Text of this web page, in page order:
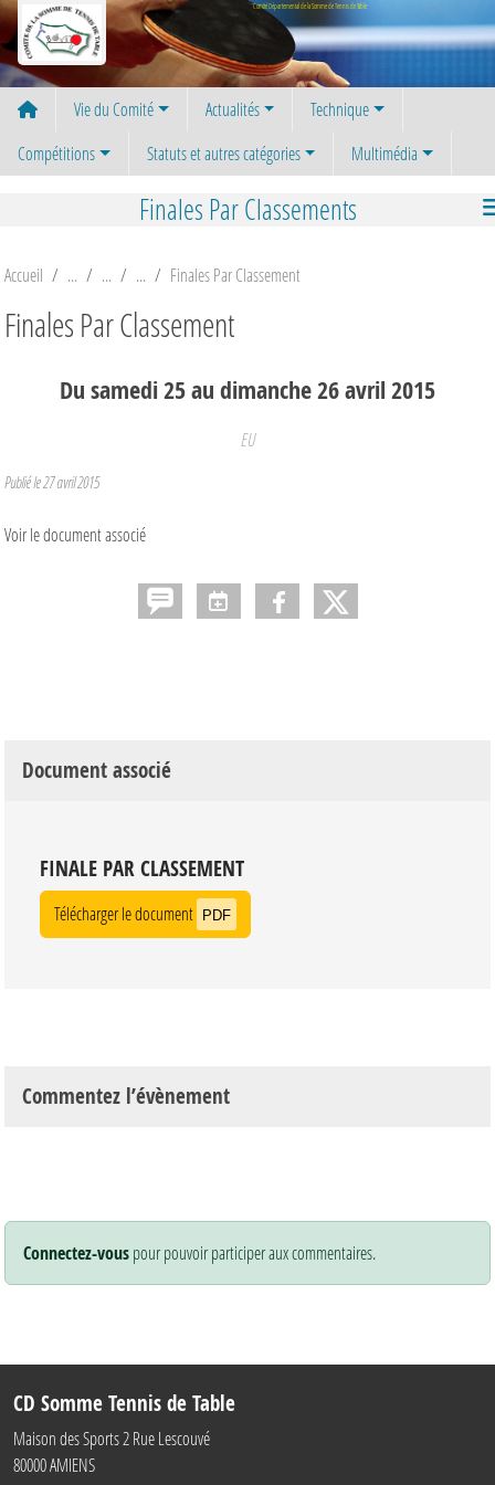
Comité Départemental de la Somme de Tennis de Table
Vie du Comité Actualités
Technique
Compétitions
Statuts et autres catégories Multimédia
Finales Par Classements
Accueil Finales Par Classement
Finales Par Classement
Dusamedi25audimanche26avril2015
EU
Publié le27 avril 2015
Voir le document associé
Document associé
FINALE PAR CLASSEMENT
Télécharger le document PDF
Commentez l’évènement
Connectez-vouspour pouvoir participer aux commentaires.
CD Somme Tennis de Table
Maison des Sports 2 Rue Lescouvé
80000AMIENS
Panneau de gestion des cookies